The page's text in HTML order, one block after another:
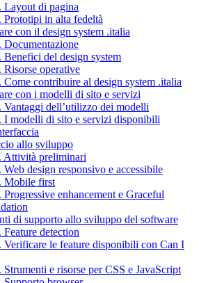
Layout di pagina
Prototipi in alta fedeltà
con il design system .italia
Documentazione
Benefici del design system
Risorse operative
Come contribuire al design system .italia
con i modelli di sito e servizi
Vantaggi dell’utilizzo dei modelli
I modelli di sito e servizi disponibili
allo sviluppo
Attività preliminari
Web design responsivo e accessibile
Mobile first
Progressive enhancement e Graceful
di supporto allo sviluppo del software
Feature detection
Verificare le feature disponibili con Can I
Strumenti e risorse per CSS e JavaScript